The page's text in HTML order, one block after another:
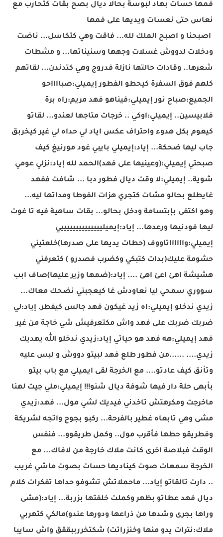
فمها حسات بهاد لبوسة بحالا ديال بصح بقات كتحارب مع
نعاس حتى نعسات ويديها على فمها
اصبحنا و اصبح الملك لله... فاقت وهي كتكاسل... ناضت
ودخلات لدووش غسلات وجهها وسنيناتها... و مشطات
شعرها.. وقادات حالتها نازلة فدروج وهي كتدندن... لقاتهم
كلهم فوق السفرة كيحطو الفطور إيميلي:صبااااحو
الجميع:صباح نور إيميلي:فيناهو فهد مريم:راه برة
فلابيسين.. إيميلي:اوكي .. خرجات متاجها لعندو... لقاتو
كيعوم بكل هدوء واحتراف عكس اياد لي حداه لي غير كيخربق
جاب ليها ضحكة... إياد:إيميلي بايبي غود مورنيغ كيف
صبحتي إيميلي:(وعينيها على فهد)الحمد لله إياد:نزلي عومي
شوية.. إيميلي:لا وقت ديال فطور دبا ... شافت ففهد
غايطلع بحالو مشات كتجري هزات الفوطا ومداتها ليه...
وهو اكتفى بإبتسامة ودخل بحالو... بقات ساهية فيه تا غوت
ليها فودنيها ورعدها... إياد:إيميلييييييييييييييي
إيميلي:وااااااتاووف (حطات يديها على صدرها)خلعتيني
حشومة عليك(بدات كتبكي وكضرب فصدرو ) كتعرفني
هشيشة اهئ اعئ اهئ .... إياد:(ضمها وزير عليها)صاف ابب
سووري سمحي ليا نعاودش غا كيعجبني نضحك معاك...
زيدي ندخلو إيميلي:اه زيد غيكون فهد جالس كيفطر. إياد:لي
ضربك ضربك على فهد واش مكتعرفيش شي خاجة من غير
فهد إيميلي:هه فهد هو حياتي إياد:زيدي ندخلو الله يهديك
زيدي.... ......من فطور طلع فهد لبيتو دووش و لبس عليه
وتأنق كيف عادتو.... مع الخرجة لقى ايميلي مع باب بيتو
بأبهى حلة دار فيها شوفة ديال شنو!!! إيميلي:ملي جيت لهنا
ماخرجت ومكرهتش تاخدني فيديك لشي مول... فهد:زيدي
مشى وهي تابعاه غطير بالفرحة... ركبو بجوج واتجه لشريكة
وفطريقو حطها فأقرب مول.. وكمل طريقوو... فنفس
الوقت فبلاصة اخرى كانت ملاك خارجة من لافاك... مع
الخرجة سمعات صوت كيناديها حسات بصوت ماشي غريب
.. دارت تالقاتو إياد... ماحملاتش تشوفو حداها تفكرات كلام
ديال فهد عطاتو بظهر وكملت خلفتها بزربة... إياد:(مشى
وراها بجرى وشدها من ذراعها ودورها عندو)مالكي كتهربي
ملاك:نترات يدو منها وخنزراتت) شكتخررببققق واش سايبا